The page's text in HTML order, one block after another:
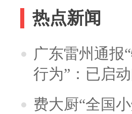
热点新闻
广东雷州通报
行为”：已启
费大厨“全国